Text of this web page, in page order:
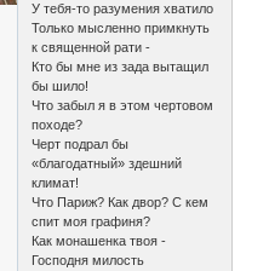
У тебя-то разумения хватило
Только мысленно примкнуть
к священной рати -
Кто бы мне из зада вытащил
бы шило!
Что забыл я в этом чертовом
походе?
Черт подрал бы
«благодатный» здешний
климат!
Что Париж? Как двор? С кем
спит моя графиня?
Как монашенка твоя -
Господня милость